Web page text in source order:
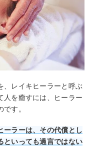
、レイキヒーラーと呼ぶ
人を癒すには、ヒーラー
す。
ーラーは、その代償とし
といっても過言ではない